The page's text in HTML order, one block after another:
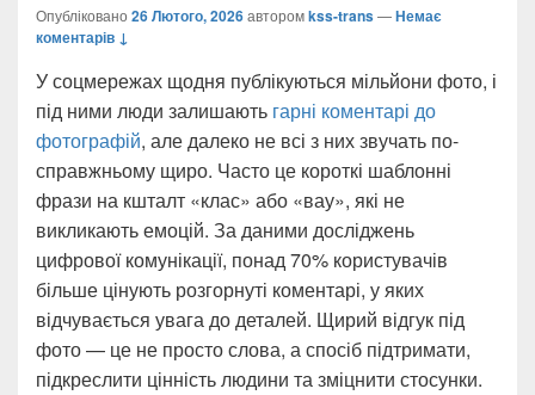
Опубліковано 26 Лютого, 2026авторомkss-trans—Немає
коментарів ↓
У соцмережах щодня публікуються мільйони фото, і
під ними люди залишають гарні коментарі до
фотографій, але далеко не всі з них звучать по-
справжньому щиро. Часто це короткі шаблонні
фрази на кшталт «клас» або «вау», які не
викликають емоцій. За даними досліджень
цифрової комунікації, понад 70% користувачів
більше цінують розгорнуті коментарі, у яких
відчувається увага до деталей. Щирий відгук під
фото — це не просто слова, а спосіб підтримати,
підкреслити цінність людини та зміцнити стосунки.